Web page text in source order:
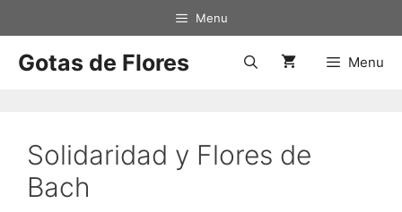
Menu
Gotas de Flores Menu
Solidaridad y Flores de
Bach